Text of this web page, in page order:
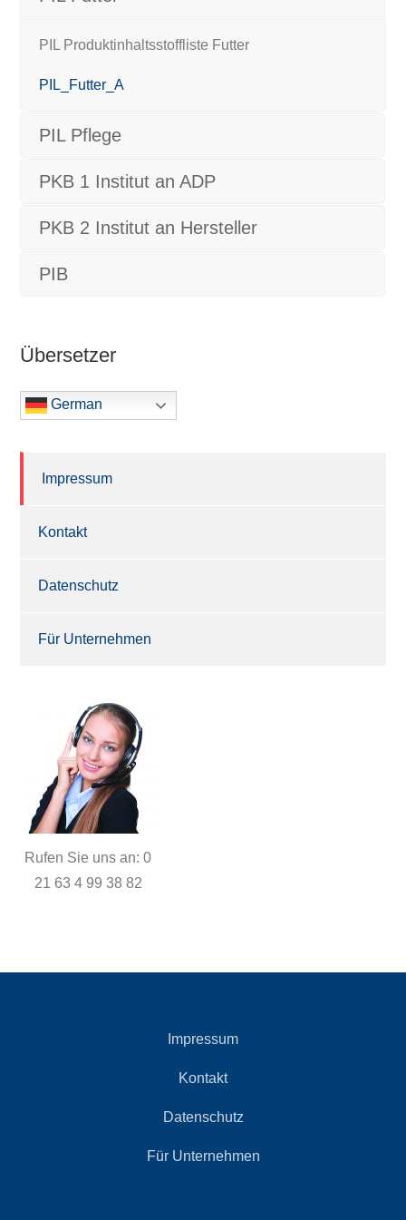
PIL Produktinhaltsstoffliste Futter
PIL_Futter_A
PIL Pflege
PKB 1 Institut an ADP
PKB 2 Institut an Hersteller
PIB
Übersetzer
German
Impressum
Kontakt
Datenschutz
Für Unternehmen
Rufen Sie uns an: 0
21 63 4 99 38 82
Impressum
Kontakt
Datenschutz
Für Unternehmen